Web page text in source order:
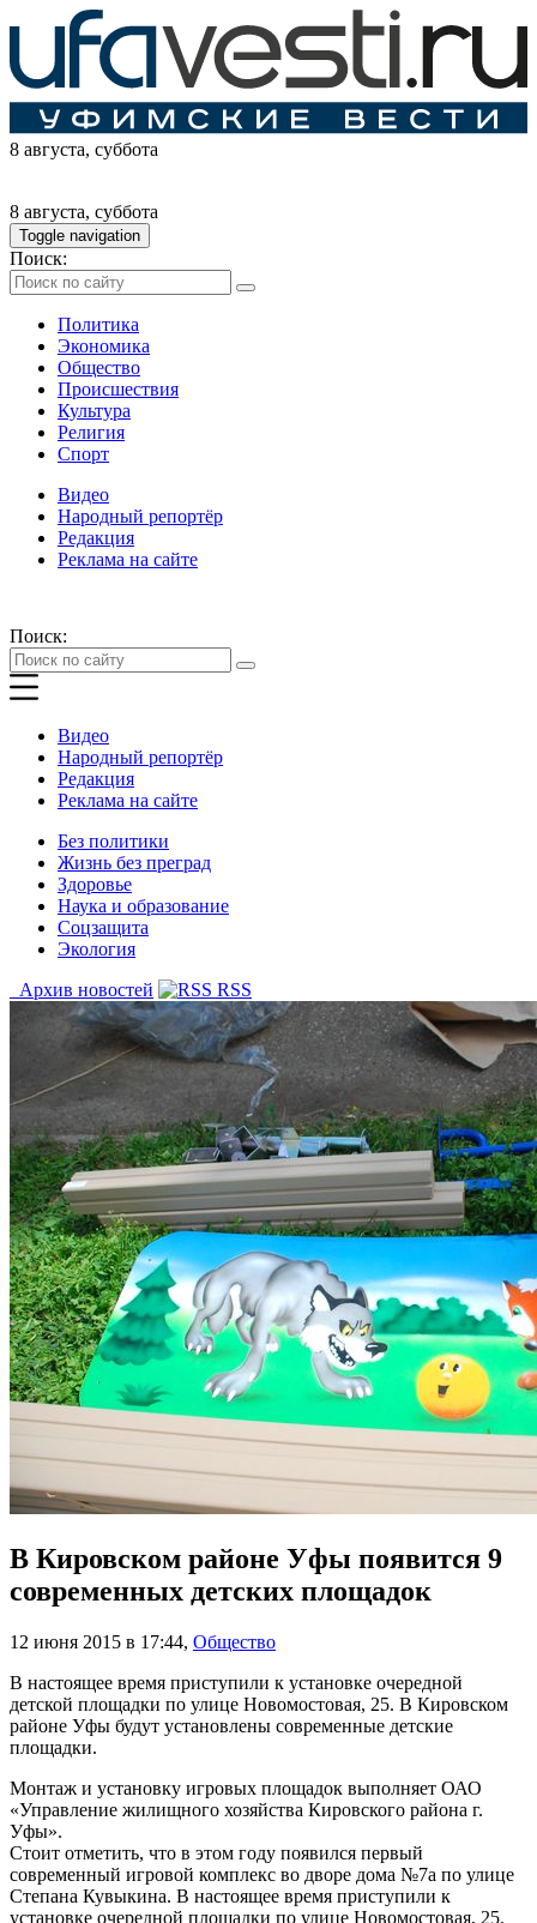
8 августа, суббота
8 августа, суббота
Toggle navigation
Поиск:
Политика
Экономика
Общество
Происшествия
Культура
Религия
Спорт
Видео
Народный репортёр
Редакция
Реклама на сайте
Поиск:
Видео
Народный репортёр
Редакция
Реклама на сайте
Без политики
Жизнь без преград
Здоровье
Наука и образование
Соцзащита
Экология
Архив новостей
RSS
В Кировском районе Уфы появится 9
современных детских площадок
12 июня 2015 в 17:44, Общество
В настоящее время приступили к установке очередной
детской площадки по улице Новомостовая, 25. В Кировском
районе Уфы будут установлены современные детские
площадки.
Монтаж и установку игровых площадок выполняет ОАО
«Управление жилищного хозяйства Кировского района г.
Уфы».
Стоит отметить, что в этом году появился первый
современный игровой комплекс во дворе дома №7а по улице
Степана Кувыкина. В настоящее время приступили к
установке очередной площадки по улице Новомостовая, 25.